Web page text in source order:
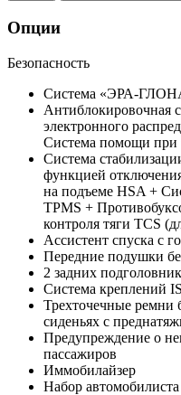
Опции
Безопасность
Система «ЭРА-
Антиблокировочная
электронного
Система помощи при
Система
функцией
на подъеме HSA +
TPMS +
контроля тяги TCS
Ассистент спуска с
Передние подушки
2 задних
Система креплений
Трехточечные ремни
сиденьях с
Предупреждение о
пассажиров
Иммобилайзер
Набор автомобилиста